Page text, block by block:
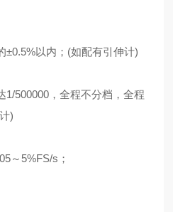
以内；(如配有引伸计)
500000，全程不分档，全程
)
5%FS/s；